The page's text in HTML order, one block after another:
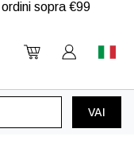
sopra €99